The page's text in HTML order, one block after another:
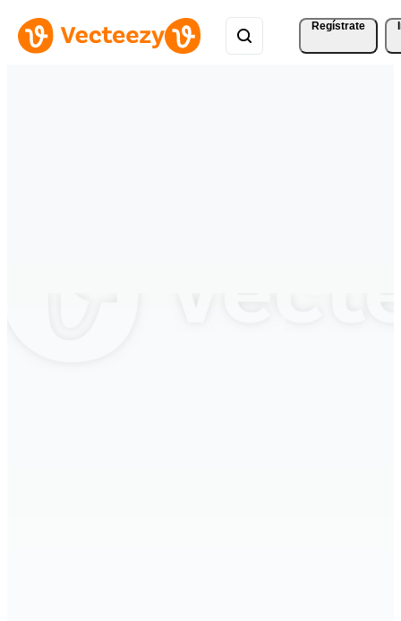
Regístrate